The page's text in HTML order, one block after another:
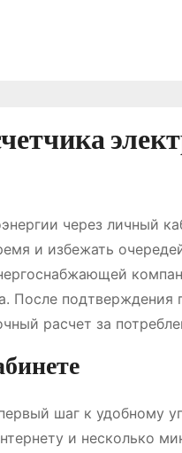
через личный
и избежать
После
расчет за
шаг к удобному
и несколько